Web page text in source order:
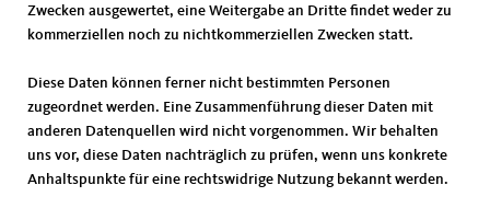
Zwecken ausgewertet, eine Weitergabe an Dritte findet weder zu
kommerziellen noch zu nichtkommerziellen Zwecken statt.
Diese Daten können ferner nicht bestimmten Personen
zugeordnet werden. Eine Zusammenführung dieser Daten mit
anderen Datenquellen wird nicht vorgenommen. Wir behalten
uns vor, diese Daten nachträglich zu prüfen, wenn uns konkrete
Anhaltspunkte für eine rechtswidrige Nutzung bekannt werden.